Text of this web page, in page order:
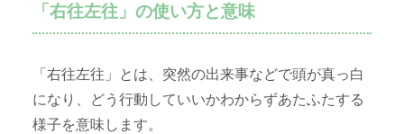
「右往左往」の使い方と意味
「右往左往」とは、突然の出来事などで頭が真っ白
になり、どう行動していいかわからずあたふたする
様子を意味します。